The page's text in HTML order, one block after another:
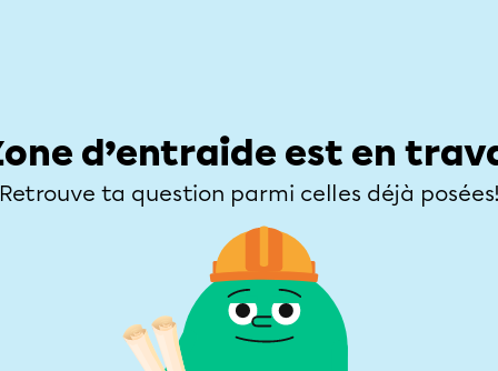
d’entraide est en
Retrouve ta question parmi celles déjà